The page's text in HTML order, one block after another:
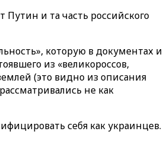
и та часть российского
которую в документах и
из «великороссов,
(это видно из описания
не как
себя как украинцев.